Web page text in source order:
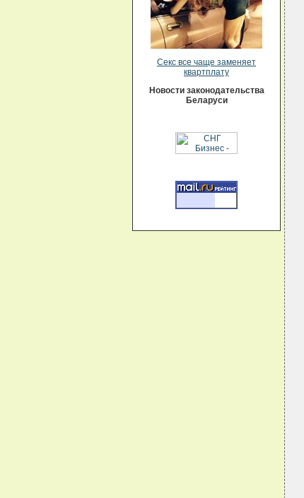
Секс все чаще заменяет
квартплату
Новости законодательства
Беларуси